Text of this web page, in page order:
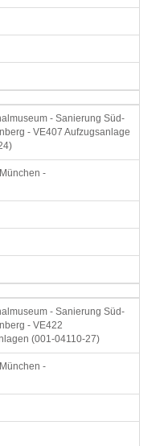
- Sanierung Süd-
- VE407 Aufzugsanlage
-
- Sanierung Süd-
- VE422
(001-04110-27)
-